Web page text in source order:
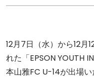
12月7日（水）から12月
れた「EPSON YOUTH
本山雅FC U-14が出場い